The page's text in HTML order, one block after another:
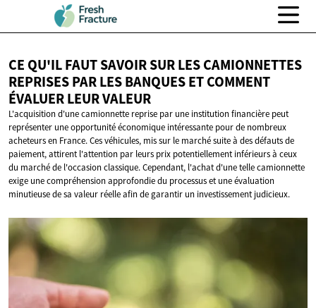
CE QU'IL FAUT SAVOIR SUR LES CAMIONNETTES
REPRISES PAR LES BANQUES ET COMMENT
ÉVALUERLEUR VALEUR
L'acquisition d'une camionnette reprise par une institution financière peut
représenter une opportunité économique intéressante pour de nombreux
acheteurs en France. Ces véhicules, mis sur le marché suite à des défauts de
paiement, attirent l'attention par leurs prix potentiellement inférieurs à ceux
du marché de l'occasion classique. Cependant, l'achat d'une telle camionnette
exige une compréhension approfondie du processus et une évaluation
minutieuse de sa valeur réelle afin de garantir un investissement judicieux.